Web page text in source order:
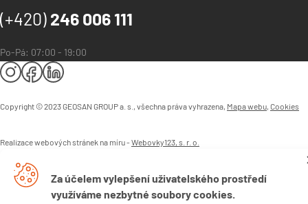
(+420) 246 006 111
Po-Pá: 07:00 - 19:00
Copyright © 2023 GEOSAN GROUP a. s., všechna práva vyhrazena, Mapa webu, Cookies
Realizace webových stránek na míru -Webovky123, s. r. o.
Za účelem vylepšení uživatelského prostředí
využíváme nezbytné soubory cookies.